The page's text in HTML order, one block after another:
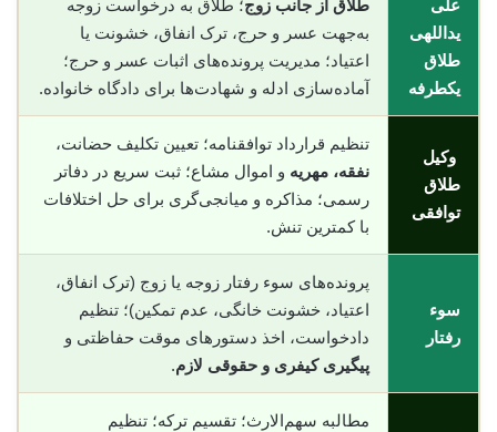
علی
یداللهی
طلاق
یکطرفه
طلاق از جانب زوج؛ طلاق به درخواست زوجه
به‌جهت عسر و حرج، ترک انفاق، خشونت یا
اعتیاد؛ مدیریت پرونده‌های اثبات عسر و حرج؛
آماده‌سازی ادله و شهادت‌ها برای دادگاه خانواده.
وکیل
طلاق
توافقی
تنظیم قرارداد توافقنامه؛ تعیین تکلیف حضانت،
نفقه، مهریه و اموال مشاع؛ ثبت سریع در دفاتر
رسمی؛ مذاکره و میانجی‌گری برای حل اختلافات
با کمترین تنش.
سوء
رفتار
پرونده‌های سوء رفتار زوجه یا زوج (ترک انفاق،
اعتیاد، خشونت خانگی، عدم تمکین)؛ تنظیم
دادخواست، اخذ دستورهای موقت حفاظتی و
پیگیری کیفری و حقوقی لازم.
مطالبه سهم‌الارث؛ تقسیم ترکه؛ تنظیم